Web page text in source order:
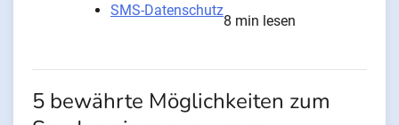
SMS-Datenschutz
8 min lesen
5 bewährte Möglichkeiten zum